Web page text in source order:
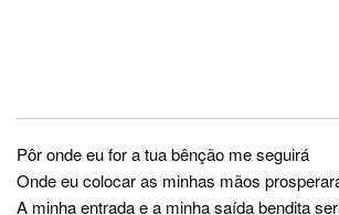
Pôr onde eu for a tua bênção me seguirá
Onde eu colocar as minhas mãos
A minha entrada e a minha saída bendita